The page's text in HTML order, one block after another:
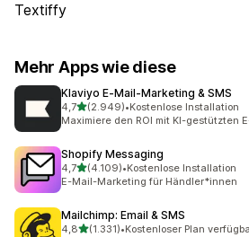
Textiffy
Mehr Apps wie diese
Klaviyo E‑Mail‑Marketing & SMS
4,7von 5 Sternen
(2.949)
2949 Rezensionen insgesamt
•Kostenlose Installation
Maximiere den ROI mit KI-gestützten
Shopify Messaging
4,7von 5 Sternen
(4.109)
4109 Rezensionen insgesamt
•Kostenlose Installation
E-Mail-Marketing für Händler*innen
Mailchimp: Email & SMS
4,8von 5 Sternen
(1.331)
1331 Rezensionen insgesamt
•Kostenloser Plan